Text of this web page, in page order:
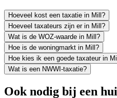
Hoeveel kost een taxatie in Mill?
Hoeveel taxateurs zijn er in Mill?
Wat is de WOZ-waarde in Mill?
Hoe is de woningmarkt in Mill?
Hoe kies ik een goede taxateur in
Wat is een NWWI-taxatie?
Ook nodig bij een